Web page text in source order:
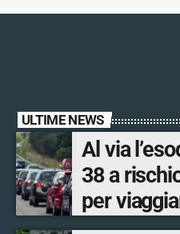
ULTIME NEWS
Al via
38 a
per